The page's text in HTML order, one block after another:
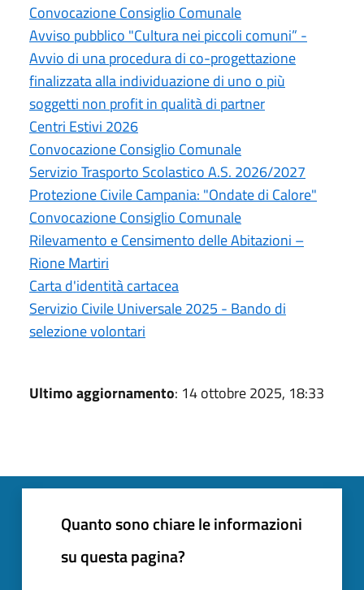
Convocazione Consiglio Comunale
Avviso pubblico "Cultura nei piccoli comuni” -
Avvio di una procedura di co-progettazione
finalizzata alla individuazione di uno o più
soggetti non profit in qualità di partner
Centri Estivi 2026
Convocazione Consiglio Comunale
Servizio Trasporto Scolastico A.S. 2026/2027
Protezione Civile Campania: "Ondate di Calore"
Convocazione Consiglio Comunale
Rilevamento e Censimento delle Abitazioni –
Rione Martiri
Carta d'identità cartacea
Servizio Civile Universale 2025 - Bando di
selezione volontari
Ultimo aggiornamento: 14 ottobre 2025, 18:33
Quanto sono chiare le informazioni
su questa pagina?